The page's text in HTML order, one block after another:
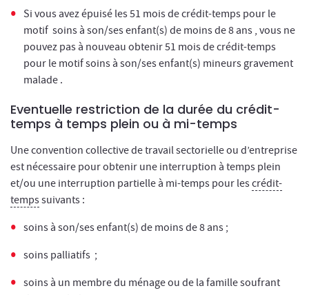
Si vous avez épuisé les 51 mois de crédit-temps pour le
motif soins à son/ses enfant(s) de moins de 8 ans , vous ne
pouvez pas à nouveau obtenir 51 mois de crédit-temps
pour le motif soins à son/ses enfant(s) mineurs gravement
malade .
Eventuelle restriction de la durée du crédit-
temps à temps plein ou à mi-temps
Une convention collective de travail sectorielle ou d’entreprise
est nécessaire pour obtenir une interruption à temps plein
et/ou une interruption partielle à mi-temps pour lescrédit-
tempssuivants :
soins à son/ses enfant(s) de moins de 8 ans ;
soins palliatifs ;
soins à un membre du ménage ou de la famille soufrant